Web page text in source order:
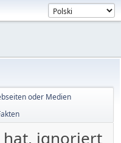
oder Medien
hat, ignoriert